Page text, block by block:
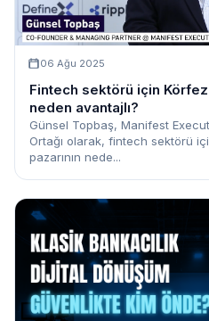
06 Ağu 2025
Fintech sektörü için
neden avantajlı?
Günsel Topbaş, Manifest
Ortağı olarak, fintech sektörü
pazarının nede...